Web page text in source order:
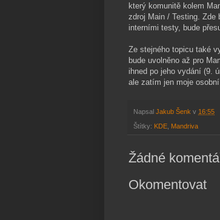
který komunitě kolem
zdroj Main / Testing. Zde
interními testy, bude
Ze stejného topicu také
bude uvolněno až pro
ihned po jeho vydání (9.
ale zatím jen moje osobní
Napsal Jakub Šenk v 16:55
Štítky: KDE Mandriva
Žádné
Okomentovat